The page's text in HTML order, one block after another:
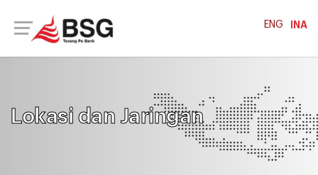
INA
ENG
Lokasi dan Jaringan